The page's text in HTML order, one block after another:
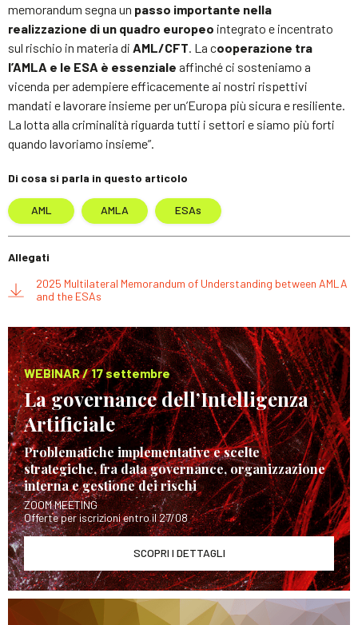
memorandum segna un passo importante nella
realizzazione di un quadro europeo integrato e incentrato
sul rischio in materia di AML/CFT. La cooperazione tra
l’AMLA e le ESA è essenziale affinché ci sosteniamo a
vicenda per adempiere efficacemente ai nostri rispettivi
mandati e lavorare insieme per un’Europa più sicura e resiliente.
La lotta alla criminalità riguarda tutti i settori e siamo più forti
quando lavoriamo insieme”.
Di cosa si parla in questo articolo
AML AMLA ESAs
Allegati
2025 Multilateral Memorandum of Understanding between AMLA
and the ESAs
WEBINAR / 17 settembre
La governance dell’Intelligenza
Artificiale
Problematiche implementative e scelte
strategiche, fra data governance, organizzazione
interna e gestione dei rischi
ZOOM MEETING
Offerte per iscrizioni entro il 27/08
SCOPRI I DETTAGLI